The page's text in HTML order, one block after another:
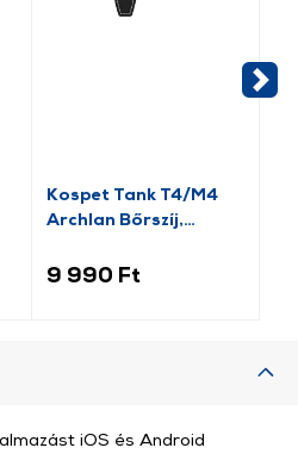
Kospet Tank T4/M4
Archlan Bőrszíj,
9 990 Ft
iOS és Android